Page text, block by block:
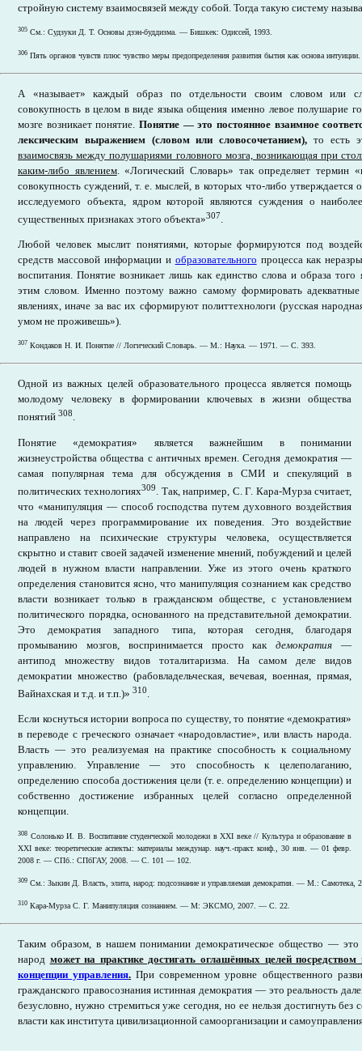
стройную систему взаимосвязей между собой. Тогда такую систему
305 См.: Судзуки Д. Т. Основы дзэн-буддизма. — Бишкек: Одиссей, 1993.
306 Пять органов чувств плюс чувство меры предопределения развития бытия как основа интуиции.
А «называет» каждый образ по отдельности своим словом или
совокупность в целом в виде языка общения именно левое полушарие
мозге возникает понятие. Понятие — это постоянное взаимное
лексическим выражением (словом или словосочетанием), то есть
взаимосвязь между полушариями головного мозга, возникающая при
каким-либо явлением. «Логический Словарь» так определяет термин
совокупность суждений, т. е. мыслей, в которых что-либо утверждается
исследуемого объекта, ядром которой являются суждения о
существенных признаках этого объекта»307.
Любой человек мыслит понятиями, которые формируются под
средств массовой информации и образовательного процесса как
воспитания. Понятие возникает лишь как единство слова и образа того
этим словом. Именно поэтому важно самому формировать
явлениях, иначе за вас их сформируют политтехнологи (русская
умом не проживешь»).
307 Кондаков Н. И. Понятие // Логический Словарь. — М.: Наука. — 1971. — С. 393.
Одной из важных целей образовательного процесса является помощь
молодому человеку в формировании ключевых в жизни общества
понятий 308.
Понятие «демократия» является важнейшим в понимании
жизнеустройства общества с античных времен. Сегодня демократия —
самая популярная тема для обсуждения в СМИ и спекуляций в
политических технологиях309. Так, например, С. Г. Кара-Мурза считает,
что «манипуляция — способ господства путем духовного воздействия
на людей через программирование их поведения. Это воздействие
направлено на психические структуры человека, осуществляется
скрытно и ставит своей задачей изменение мнений, побуждений и целей
людей в нужном власти направлении. Уже из этого очень краткого
определения становится ясно, что манипуляция сознанием как средство
власти возникает только в гражданском обществе, с установлением
политического порядка, основанного на представительной демократии.
Это демократия западного типа, которая сегодня, благодаря
промыванию мозгов, воспринимается просто какдемократия—
антипод множеству видов тоталитаризма. На самом деле видов
демократии множество (рабовладельческая, вечевая, военная, прямая,
Вайнахская и т.д. и т.п.)» 310.
Если коснуться истории вопроса по существу, то понятие «демократия»
в переводе с греческого означает «народовластие», или власть народа.
Власть — это реализуемая на практике способность к социальному
управлению. Управление — это способность к целеполаганию,
определению способа достижения цели (т. е. определению концепции) и
собственно достижение избранных целей согласно определенной
концепции.
308 Солонько И. В. Воспитание студенческой молодежи в XXI веке // Культура и образование в
XXI веке: теоретические аспекты: материалы междунар. науч.-практ. конф., 30 янв. — 01 февр.
2008 г. — СПб.: СПбГАУ, 2008. — С. 101 — 102.
309 См.: Зыкин Д. Власть, элита, народ: подсознание и управляемая демократия. — М.: Самотека,
310 Кара-Мурза С. Г. Манипуляция сознанием. — М: ЭКСМО, 2007. — С. 22.
Таким образом, в нашем понимании демократическое общество — это
народ может на практике достигать оглашённых целей посредством
концепции управления. При современном уровне общественного
гражданского правосознания истинная демократия — это реальность
безусловно, нужно стремиться уже сегодня, но ее нельзя достигнуть без
власти как института цивилизационной самоорганизации и